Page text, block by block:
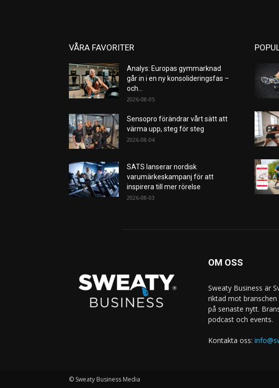
VÅRA FAVORITER
Analys: Europas gymmarknad
går in i en ny konsolideringsfas –
och...
2026-08-05
Sensopro förändrar vårt sätt att
värma upp, steg för steg
2026-08-04
SATS lanserar nordisk
varumärkeskampanj för att
inspirera till mer rörelse
2026-08-03
OM OSS
Sweaty Business är
riktad mot
på senaste nytt.
podcast och events.
Kontakta oss:
© Sweaty Business Media